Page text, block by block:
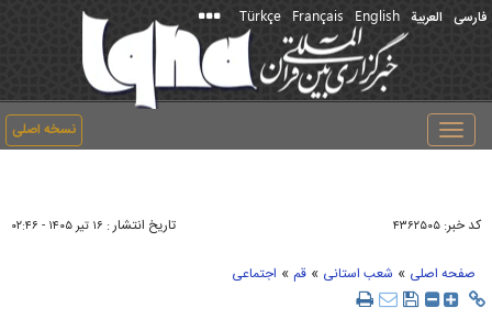
فارسی العربیة English
Français
Türkçe
نسخه اصلی
Toggle
navigation
کد خبر: ۴۳۶۲۵۰۵ تاریخ انتشار : ۱۶ تير ۱۴۰۵ - ۰۲:۴۶
صفحه اصلی » شعب استانی » قم » اجتماعی